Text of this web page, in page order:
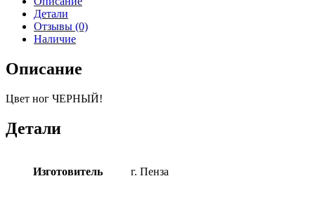
Детали
Отзывы (0)
Наличие
Описание
Цвет ног ЧЕРНЫЙ!
Детали
Изготовитель г. Пенза